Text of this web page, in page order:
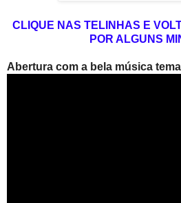
CLIQUE NAS TELINHAS E
POR ALGUNS
Abertura com a bela música tema